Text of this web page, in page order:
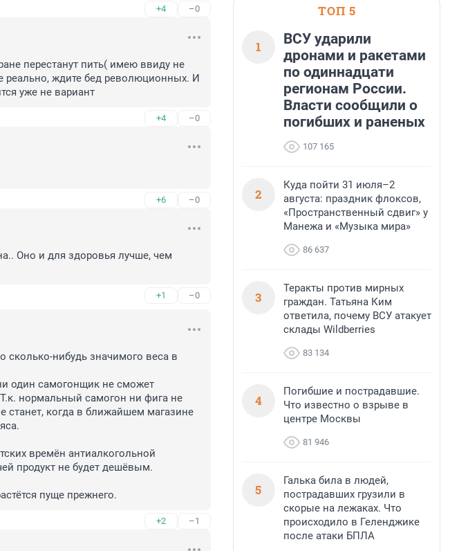
+4 –0
перестанут пить( имею ввиду не
реально, ждите бед революционных. И
уже не вариант
+4 –0
+6 –0
Оно и для здоровья лучше, чем
+1 –0
нибудь значимого веса в
один самогонщик не сможет
нормальный самогон ни фига не
станет, когда в ближайшем магазине
времён антиалкогольной
продукт не будет дешёвым.
пуще прежнего.
+2 –1
ТОП 5
1
ВСУ ударили
дронами и ракетами
по одиннадцати
регионам России.
Власти сообщили о
погибших и раненых
107 165
2
Куда пойти 31 июля–2
августа: праздник флоксов,
«Пространственный сдвиг» у
Манежа и «Музыка мира»
86 637
3
Теракты против мирных
граждан. Татьяна Ким
ответила, почему ВСУ атакует
склады Wildberries
83 134
4
Погибшие и пострадавшие.
Что известно о взрыве в
центре Москвы
81 946
5
Галька била в людей,
пострадавших грузили в
скорые на лежаках. Что
происходило в Геленджике
после атаки БПЛА